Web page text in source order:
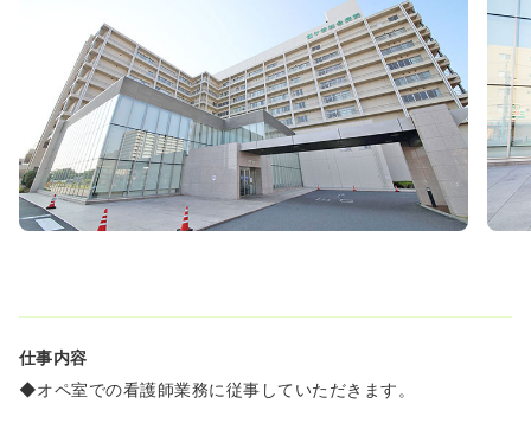
できるだけ最小限にとどめて人工関節の手術を行う方法で
す！現在、国内でMIS QSを50例以上経験した施設は7-8
箇所程度しかないですが、その内の1施設が同院になりま
す！
■循環器に力を入れています！PCI件数は1918件（緊急
PCI 727件）で手技成功率は99.5％です。閉塞性動脈硬化
症に対するカテーテル治療（PTA）は90件で97.8％の成功
率、ペースメーカー植え込み術に関しては75件で100％の
成功率を誇ります！
■脳血管内治療に力を入れています！脳血管内治療センタ
ーの指導医・専門医がが担当しており、脳卒中疾患を総合
程度しか導入されていない最新機器「手術支援ロボットダ
ヴィンチ」を導入しています。また、撮影時間が従来の
1/30と短い320列CT等も導入しております！
仕事内容
◆オペ室での看護師業務に従事していただきます。